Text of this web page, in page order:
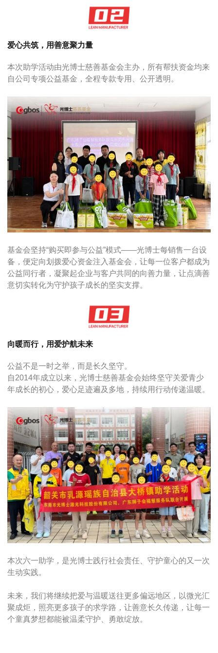
爱心共筑，用善意聚力量
本次助学活动由光博士慈善基金会主办，所有帮扶资金均来
自公司专项公益基金，全程专款专用、公开透明。
基金会坚持“购买即参与公益”模式——光博士每销售一台设
备，便定向划拨爱心资金注入基金会，让每一位客户都成为
公益同行者，凝聚起企业与客户共同的向善力量，让点滴善
意切实转化为守护孩子成长的坚实支撑。
向暖而行，用爱护航未来
公益不是一时之举，而是长久坚守。
自2014年成立以来，光博士慈善基金会始终坚守关爱青少
年成长的初心，爱心足迹遍及多地，持续用行动传递温暖。
本次六一助学，是光博士践行社会责任、守护童心的又一次
生动实践。
未来，我们将继续把爱与温暖送往更多偏远地区，以微光汇
聚成炬，照亮更多孩子的求学路，让善意长久传递，让每一
个童真梦想都能被温柔守护、勇敢绽放。